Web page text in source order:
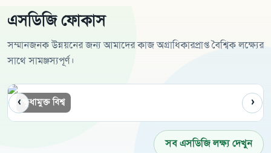
এসডিজি ফোকাস
সম্মানজনক উন্নয়নের জন্য আমাদের কাজ অগ্রাধিকারপ্রাপ্ত বৈশ্বিক লক্ষ্যের
সাথে সামঞ্জস্যপূর্ণ।
‹ সুস্বাস্থ্য ও কল্যাণ ›
সব এসডিজি লক্ষ্য দেখুন